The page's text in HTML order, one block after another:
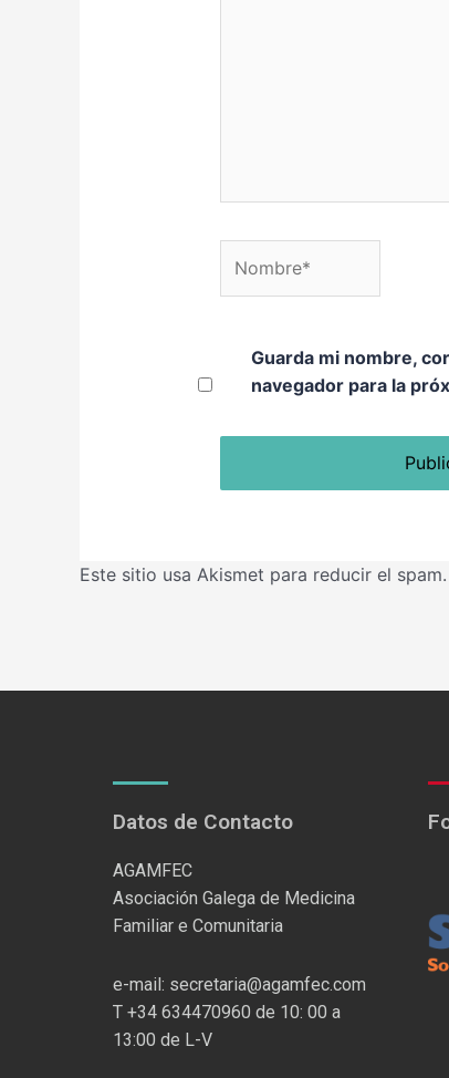
Guarda mi nombre,
navegador para la
Este sitio usa Akismet para reducir el spam.
Datos de Contacto
AGAMFEC
Asociación Galega de Medicina
Familiar e Comunitaria
e-mail: secretaria@agamfec.com
T +34 634470960 de 10: 00 a
13:00 de L-V